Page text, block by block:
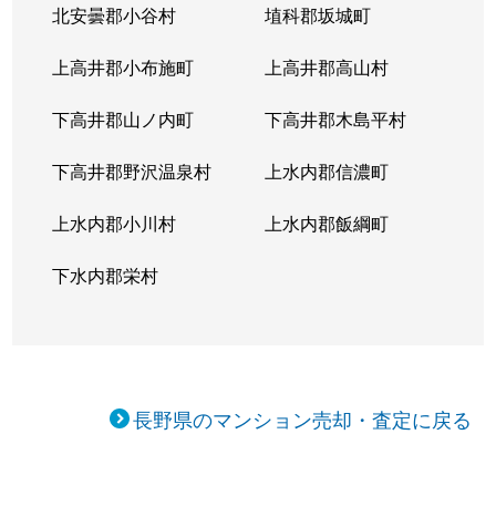
北安曇郡小谷村 埴科郡坂城町
上高井郡小布施町 上高井郡高山村
下高井郡山ノ内町 下高井郡木島平村
下高井郡野沢温泉村 上水内郡信濃町
上水内郡小川村 上水内郡飯綱町
下水内郡栄村
長野県のマンション売却・査定に戻る